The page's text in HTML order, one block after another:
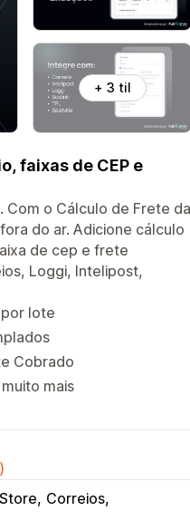
+ 3 til
faixas de CEP e
Com o Cálculo de Frete da
do ar. Adicione cálculo
de cep e frete
Loggi, Intelipost,
lote
Cobrado
mais
Correios